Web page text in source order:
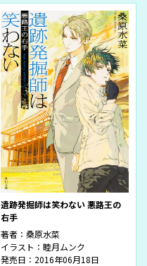
遺跡発掘師は笑わない 悪路王の
右手
著者： 桑原水菜
イラスト： 睦月ムンク
発売日：2016年06月18日